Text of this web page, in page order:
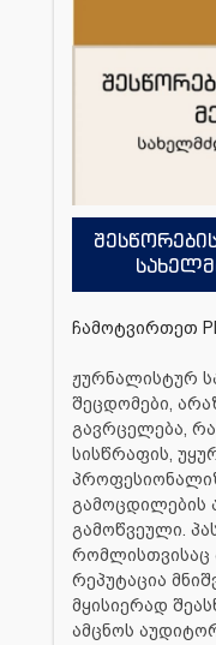
ჩამოტვირთეთ
ჟურნალისტურ
შეცდომები,
გავრცელება,
სისწრაფის,
გამოცდილების
გამოწვეული.
რომლისთვისაც
რეპუტაცია
მყისიერად
ამცნოს